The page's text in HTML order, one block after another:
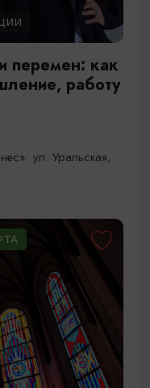
перемен: как
работу
ул. Уральская,